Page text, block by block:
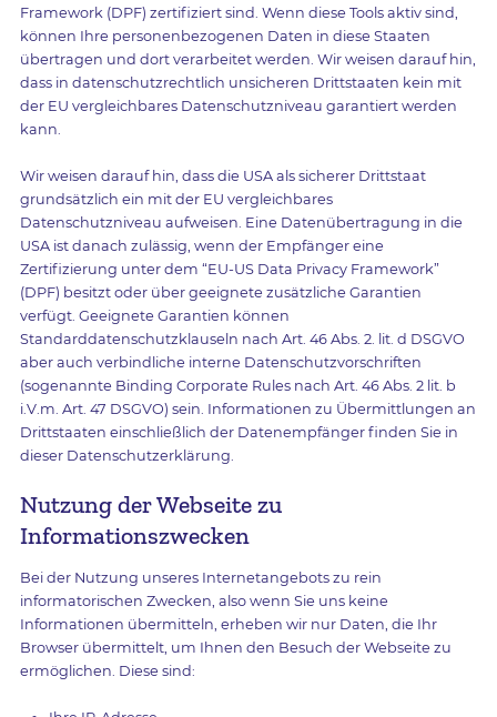
Framework (DPF) zertifiziert sind. Wenn diese Tools aktiv sind,
können Ihre personenbezogenen Daten in diese Staaten
übertragen und dort verarbeitet werden. Wir weisen darauf hin,
dass in datenschutzrechtlich unsicheren Drittstaaten kein mit
der EU vergleichbares Datenschutzniveau garantiert werden
kann.
Wir weisen darauf hin, dass die USA als sicherer Drittstaat
grundsätzlich ein mit der EU vergleichbares
Datenschutzniveau aufweisen. Eine Datenübertragung in die
USA ist danach zulässig, wenn der Empfänger eine
Zertifizierung unter dem “EU-US Data Privacy Framework”
(DPF) besitzt oder über geeignete zusätzliche Garantien
verfügt. Geeignete Garantien können
Standarddatenschutzklauseln nach Art. 46 Abs. 2. lit. d DSGVO
aber auch verbindliche interne Datenschutzvorschriften
(sogenannte Binding Corporate Rules nach Art. 46 Abs. 2 lit. b
i.V.m. Art. 47 DSGVO) sein. Informationen zu Übermittlungen an
Drittstaaten einschließlich der Datenempfänger finden Sie in
dieser Datenschutzerklärung.
Nutzung der Webseite zu
Informationszwecken
Bei der Nutzung unseres Internetangebots zu rein
informatorischen Zwecken, also wenn Sie uns keine
Informationen übermitteln, erheben wir nur Daten, die Ihr
Browser übermittelt, um Ihnen den Besuch der Webseite zu
ermöglichen. Diese sind: